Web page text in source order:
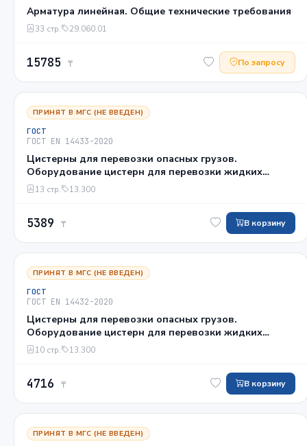
Арматура линейная. Общие технические требования
33 стр. 29.060.01
15785 ₸ По запросу
ПРИНЯТ В МГС (НЕ ВВЕДЕН)
ГОСТ
ГОСТ EN 14433-2020
Цистерны для перевозки опасных грузов.
Оборудование цистерн для перевозки жидких
химикатов и сжиженных газов. Всасывающие
клапаны
13 стр. 13.300
5389 ₸ В корзину
ПРИНЯТ В МГС (НЕ ВВЕДЕН)
ГОСТ
ГОСТ EN 14432-2020
Цистерны для перевозки опасных грузов.
Оборудование цистерн для перевозки жидких
химикатов и сжиженных газов. Выпускные и
впускные воздушные клапаны
10 стр. 13.300
4716 ₸ В корзину
ПРИНЯТ В МГС (НЕ ВВЕДЕН)